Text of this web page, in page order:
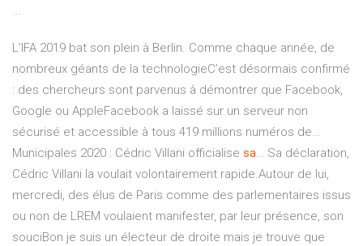
...
L’IFA 2019 bat son plein à Berlin. Comme chaque année, de
nombreux géants de la technologieC’est désormais confirmé
: des chercheurs sont parvenus à démontrer que Facebook,
Google ou AppleFacebook a laissé sur un serveur non
sécurisé et accessible à tous 419 millions numéros de...
Municipales 2020 : Cédric Villani officialise sa… Sa déclaration,
Cédric Villani la voulait volontairement rapide.Autour de lui,
mercredi, des élus de Paris comme des parlementaires issus
ou non de LREM voulaient manifester, par leur présence, son
souciBon je suis un électeur de droite mais je trouve que